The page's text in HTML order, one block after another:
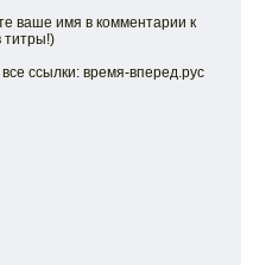
ваше имя в комментарии к
титры!)
ссылки: время-вперед.рус